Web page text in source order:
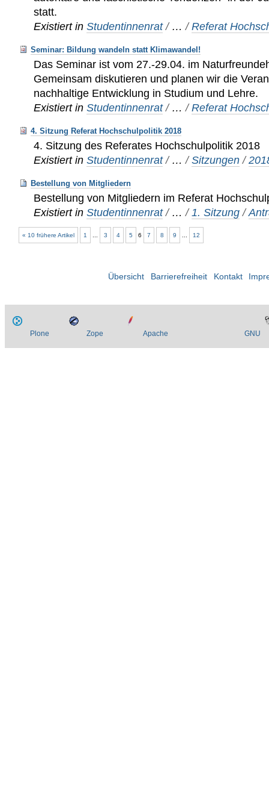
statt.
Existiert in Studentinnenrat / …/Referat
Seminar: Bildung wandeln statt Klimawandel!
Das Seminar ist vom 27.-29.04. im
Gemeinsam diskutieren und planen wir die
nachhaltige Entwicklung in Studium und Lehre.
Existiert in Studentinnenrat / …/Referat
4. Sitzung Referat Hochschulpolitik 2018
4. Sitzung des Referates Hochschulpolitik 2018
Existiert in Studentinnenrat / …/Sitzungen /
Bestellung von Mitgliedern
Bestellung von Mitgliedern im Referat
Existiert in Studentinnenrat / …/ 1. Sitzung /
« 10 frühere Artikel 1 3 4 5 6 7 8 9 12
Übersicht Barrierefreiheit Kontakt
Plone Zope Apache GNU